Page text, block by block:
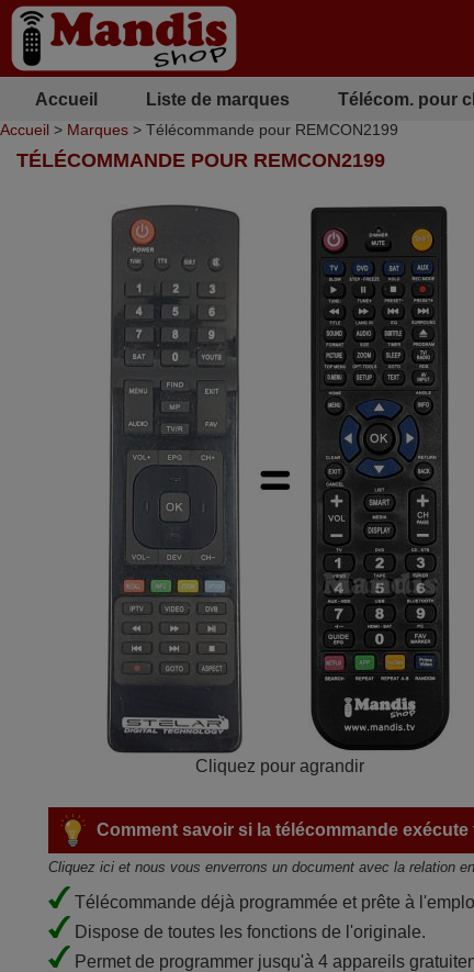
Accueil Liste de marques Télécom. pour
Accueil > Marques > Télécommande pour REMCON2199
TÉLÉCOMMANDE POUR REMCON2199
Cliquez pour agrandir
Comment savoir si la télécommande
Cliquez ici et nous vous enverrons un document avec la relation
Télécommande déjà programmée et prête à
Dispose de toutes les fonctions de l'originale.
Permet de programmer jusqu'à 4 appareils